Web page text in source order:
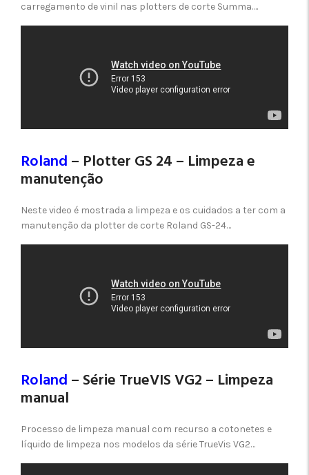
carregamento de vinil nas plotters de corte Summa….
Roland – Plotter GS 24 – Limpeza e
manutenção
Neste video é mostrada a limpeza e os cuidados a ter com a
manutenção da plotter de corte Roland GS-24…
Roland – Série TrueVIS VG2 – Limpeza
manual
Processo de limpeza manual com recurso a cotonetes e
líquido de limpeza nos modelos da série TrueVis VG2…